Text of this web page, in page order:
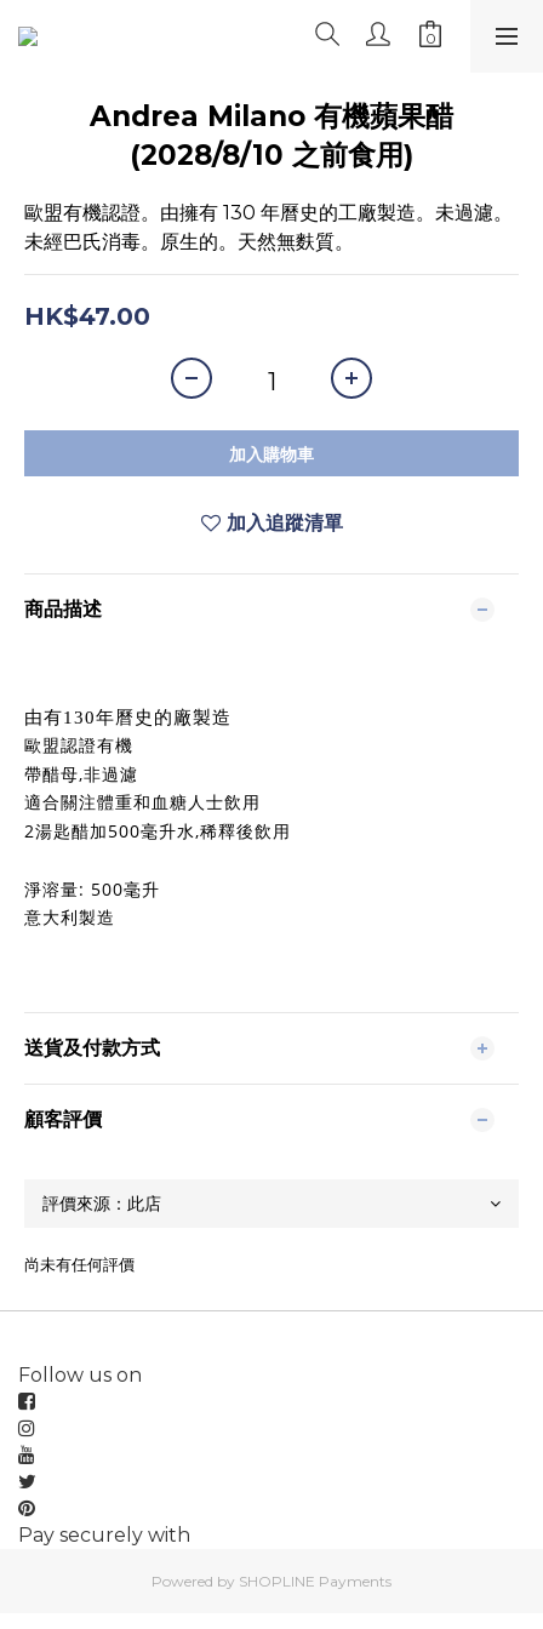
Andrea Milano 有機蘋果醋
(2028/8/10 之前食用)
歐盟有機認證。由擁有 130 年曆史的工廠製造。未過濾。
未經巴氏消毒。原生的。天然無麩質。
HK$47.00
加入購物車
加入追蹤清單
商品描述
由有130年曆史的廠製造
歐盟認證有機
帶醋母,非過濾
適合關注體重和血糖人士飲用
2湯匙醋加 500毫升水,稀釋後飲用
淨溶量: 500毫升
意大利製造
送貨及付款方式
顧客評價
尚未有任何評價
Follow us on
Pay securely with
Powered by SHOPLINE Payments